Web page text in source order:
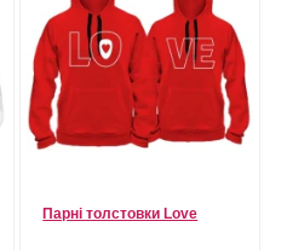
Парні толстовки Love